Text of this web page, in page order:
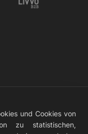
und Cookies von
zu statistischen,